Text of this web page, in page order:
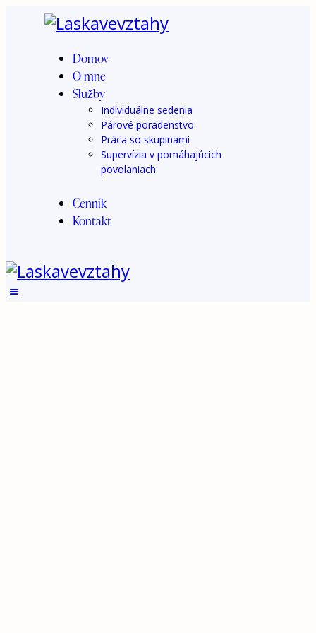
Domov
O mne
Služby
Individuálne sedenia
Párové poradenstvo
Práca so skupinami
Supervízia v pomáhajúcich
povolaniach
Cenník
Kontakt